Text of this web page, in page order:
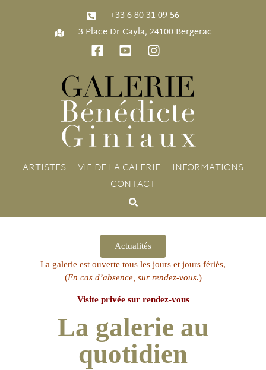
‭+33 6 80 31 09 56‬
3 Place Dr Cayla, 24100 Bergerac
ARTISTES VIE DE LA GALERIE
INFORMATIONS
CONTACT
Actualités
La galerie est ouverte tous les jours et jours fériés,
(En cas d’absence, sur rendez-vous.)
Visite privée sur rendez-vous
La galerie au
quotidien